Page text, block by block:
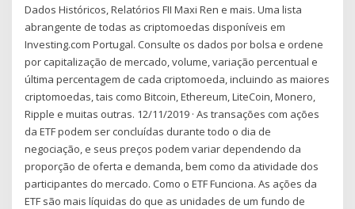
Dados Históricos, Relatórios FII Maxi Ren e mais. Uma lista
abrangente de todas as criptomoedas disponíveis em
Investing.com Portugal. Consulte os dados por bolsa e ordene
por capitalização de mercado, volume, variação percentual e
última percentagem de cada criptomoeda, incluindo as maiores
criptomoedas, tais como Bitcoin, Ethereum, LiteCoin, Monero,
Ripple e muitas outras. 12/11/2019 · As transações com ações
da ETF podem ser concluídas durante todo o dia de
negociação, e seus preços podem variar dependendo da
proporção de oferta e demanda, bem como da atividade dos
participantes do mercado. Como o ETF Funciona. As ações da
ETF são mais líquidas do que as unidades de um fundo de